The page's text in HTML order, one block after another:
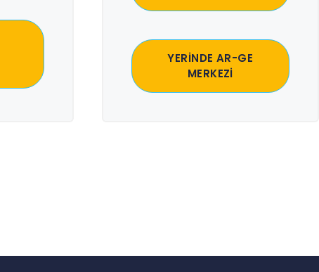
YERİNDE AR-GE
MERKEZİ